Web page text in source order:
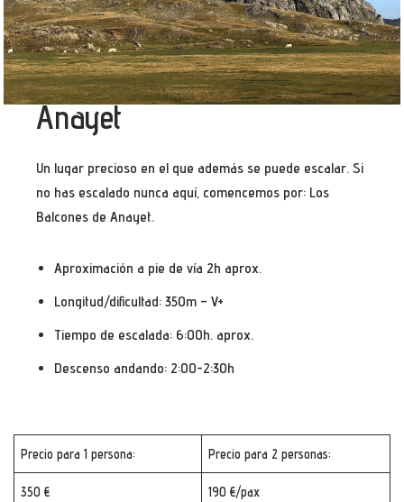
Anayet
Un lugar precioso en el que además se puede escalar. Si
no has escalado nunca aquí, comencemos por: Los
Balcones de Anayet.
Aproximación a pie de vía 2h aprox.
Longitud/dificultad: 350m – V+
Tiempo de escalada: 6:00h. aprox.
Descenso andando: 2:00-2:30h
Precio para 1 persona: Precio para 2 personas:
350 € 190 €/pax